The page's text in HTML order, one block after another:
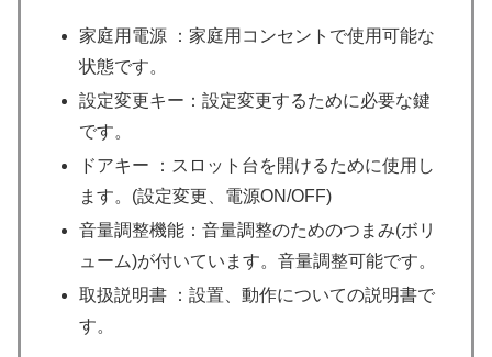
家庭用電源 ：家庭用コンセントで使用可能な
状態です。
設定変更キー：設定変更するために必要な鍵
です。
ドアキー ：スロット台を開けるために使用し
ます。(設定変更、電源ON/OFF)
音量調整機能：音量調整のためのつまみ(ボリ
ューム)が付いています。音量調整可能です。
取扱説明書 ：設置、動作についての説明書で
す。